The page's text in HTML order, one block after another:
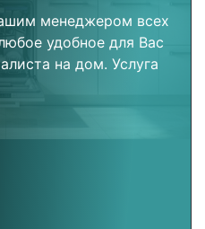
менеджером всех
удобное для Вас
на дом. Услуга